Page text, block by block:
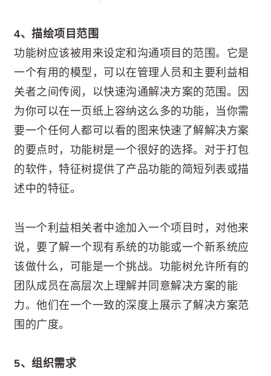
4、描绘项目范围
功能树应该被用来设定和沟通项目的范围。它是
一个有用的模型，可以在管理人员和主要利益相
关者之间传阅，以快速沟通解决方案的范围。因
为你可以在一页纸上容纳这么多的功能，当你需
要一个任何人都可以看的图来快速了解解决方案
的要点时，功能树是一个很好的选择。对于打包
的软件，特征树提供了产品功能的简短列表或描
述中的特征。
当一个利益相关者中途加入一个项目时，对他来
说，要了解一个现有系统的功能或一个新系统应
该做什么，可能是一个挑战。功能树允许所有的
团队成员在高层次上理解并同意解决方案的能
力。他们在一个一致的深度上展示了解决方案范
围的广度。
5、组织需求